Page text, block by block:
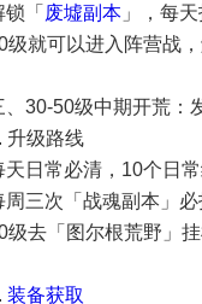
锁「 废墟副本 」，每
级就可以进入阵营战
、30-50级中期开荒：
升级路线
天日常必清，10个日
周三次「战魂副本」
级去「图尔根荒野」
装备获取